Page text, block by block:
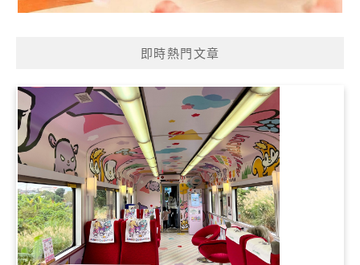
即時熱門文章